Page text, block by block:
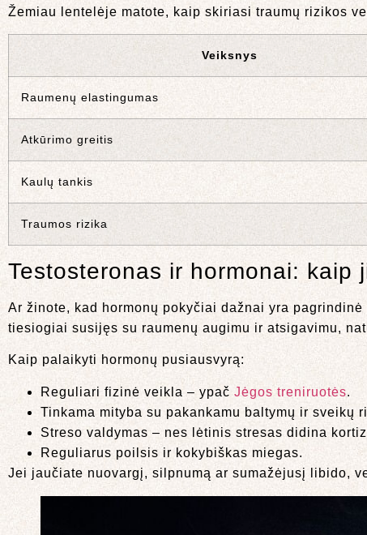
Žemiau lentelėje matote, kaip skiriasi traumų rizikos
Veiksnys
Raumenų elastingumas
Atkūrimo greitis
Kaulų tankis
Traumos rizika
Testosteronas ir hormonai: kaip
Ar žinote, kad hormonų pokyčiai dažnai yra
tiesiogiai susijęs su raumenų augimu ir atsigavimu,
Kaip palaikyti hormonų pusiausvyrą:
Reguliari fizinė veikla – ypač Jėgos treniruotės.
Tinkama mityba su pakankamu baltymų ir sveikų
Streso valdymas – nes lėtinis stresas didina
Reguliarus poilsis ir kokybiškas miegas.
Jei jaučiate nuovargį, silpnumą ar sumažėjusį libido,